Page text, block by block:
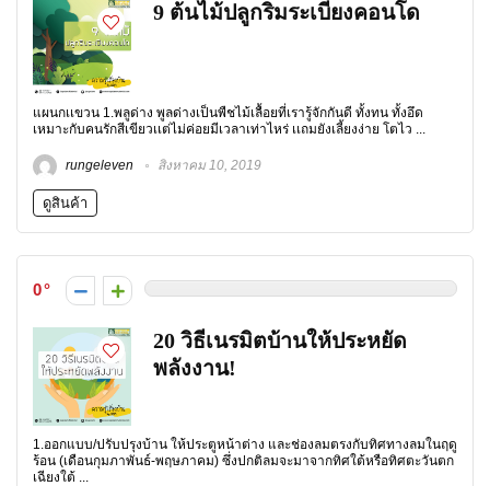
9 ต้นไม้ปลูกริมระเบียงคอนโด
แผนกเเขวน 1.พลูด่าง พูลด่างเป็นพืชไม้เลื้อยที่เรารู้จักกันดี ทั้งทน ทั้งอึด
เหมาะกับคนรักสีเขียวเเต่ไม่ค่อยมีเวลาเท่าไหร่ เเถมยังเลี้ยงง่าย โตไว ...
rungeleven สิงหาคม 10, 2019
ดูสินค้า
0
20 วิธีเนรมิตบ้านให้ประหยัด
พลังงาน!
1.ออกแบบ/ปรับปรุงบ้าน ให้ประตูหน้าต่าง และช่องลมตรงกับทิศทางลมในฤดู
ร้อน (เดือนกุมภาพันธ์-พฤษภาคม) ซึ่งปกติลมจะมาจากทิศใต้หรือทิศตะวันตก
เฉียงใต้ ...